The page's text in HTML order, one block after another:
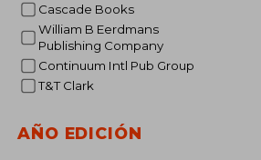
Cascade Books
William B Eerdmans
Publishing Company
Continuum Intl Pub Group
T&T Clark
AÑO EDICIÓN